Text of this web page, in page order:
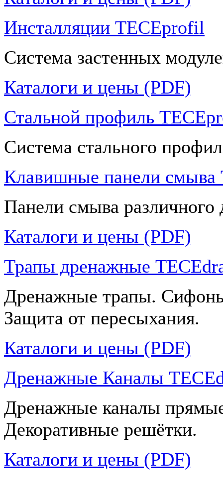
Инсталляции TECEprofil
Система застенных
Каталоги и цены (PDF)
Стальной профиль
Система стального
Клавишные панели смыва
Панели смыва различного
Каталоги и цены (PDF)
Трапы дренажные
Дренажные трапы.
Защита от пересыхания.
Каталоги и цены (PDF)
Дренажные Каналы
Дренажные каналы
Декоративные решётки.
Каталоги и цены (PDF)